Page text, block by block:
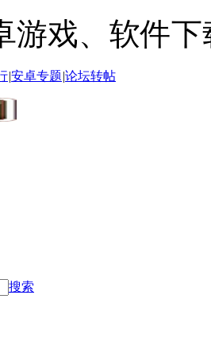
游戏、软件下
|安卓专题|论坛转帖
搜索